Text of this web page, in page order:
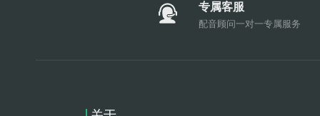
专属客服
配音顾问一对一专属服务